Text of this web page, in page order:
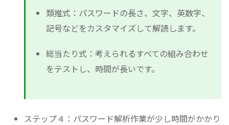
類推式：パスワードの長さ、文字、英数字、
記号などをカスタマイズして解読します。
総当たり式：考えられるすべての組み合わせ
をテストし、時間が長いです。
ステップ４：パスワード解析作業が少し時間がかかり